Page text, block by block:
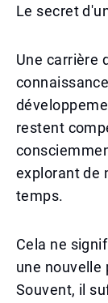
Le secret
Une carrière
restent
explorant de
temps.
Cela ne
une
Souvent, il